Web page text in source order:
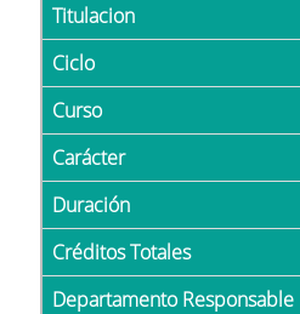
Titulacion
Ciclo
Curso
Carácter
Duración
Créditos Totales
Departamento Responsable